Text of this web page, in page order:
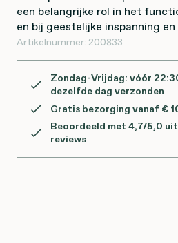
een belangrijke rol in het
en bij geestelijke inspanning
Artikelnummer: 200833
Zondag-Vrijdag: vóór
dezelfde dag verzonden
Gratis bezorging vanaf €
Beoordeeld met 4,7/5,0
reviews